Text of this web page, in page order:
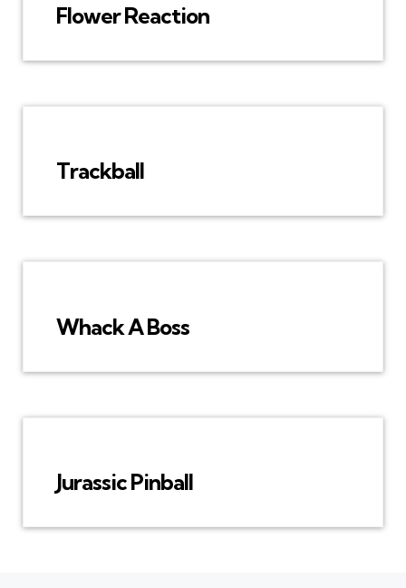
Flower Reaction
Trackball
Whack A Boss
Jurassic Pinball